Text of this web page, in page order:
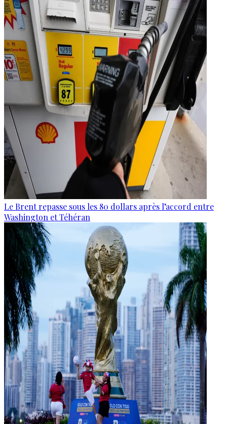
Le Brent repasse sous les 80 dollars après l’accord entre
Washington et Téhéran